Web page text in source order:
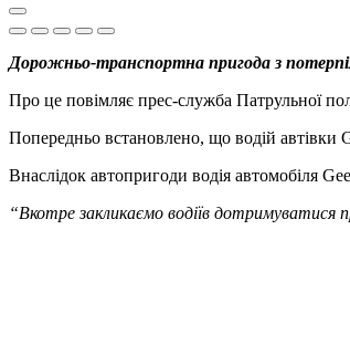
Дорожньо-транспортна пригода з
Про це повімляє прес-служба Патрульної
Попередньо встановлено, що водій автівки
Внаслідок автопригоди водія автомобіля
“Вкотре закликаємо водіїв дотримуватися